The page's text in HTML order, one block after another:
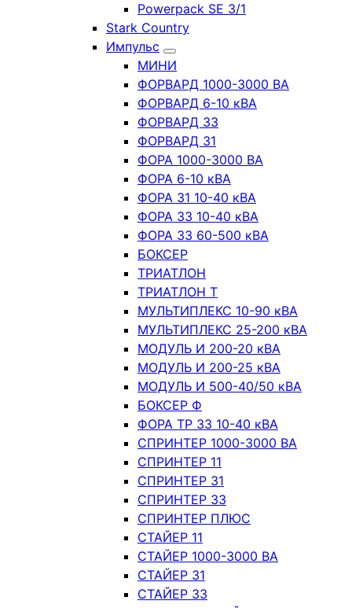
Powerpack SE 3/1
Stark Country
Импульс
МИНИ
ФОРВАРД 1000-3000 ВА
ФОРВАРД 6-10 кВА
ФОРВАРД 33
ФОРВАРД 31
ФОРА 1000-3000 ВА
ФОРА 6-10 кВА
ФОРА 31 10-40 кВА
ФОРА 33 10-40 кВА
ФОРА 33 60-500 кВА
БОКСЕР
ТРИАТЛОН
ТРИАТЛОН Т
МУЛЬТИПЛЕКС 10-90 кВА
МУЛЬТИПЛЕКС 25-200 кВА
МОДУЛЬ И 200-20 кВА
МОДУЛЬ И 200-25 кВА
МОДУЛЬ И 500-40/50 кВА
БОКСЕР Ф
ФОРА ТР 33 10-40 кВА
СПРИНТЕР 1000-3000 ВА
СПРИНТЕР 11
СПРИНТЕР 31
СПРИНТЕР 33
СПРИНТЕР ПЛЮС
СТАЙЕР 11
СТАЙЕР 1000-3000 ВА
СТАЙЕР 31
СТАЙЕР 33